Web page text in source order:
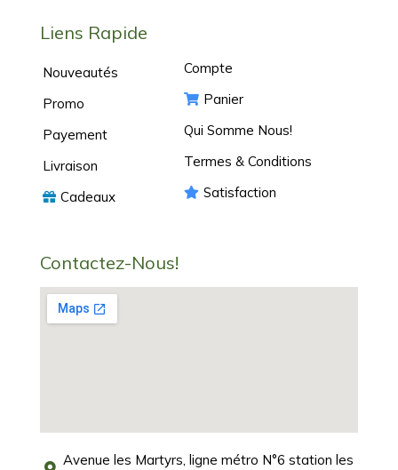
Liens Rapide
Nouveautés
Promo
Payement
Livraison
Cadeaux
Compte
Panier
Qui Somme Nous!
Termes & Conditions
Satisfaction
Contactez-Nous!
Avenue les Martyrs, ligne métro N°6 station les